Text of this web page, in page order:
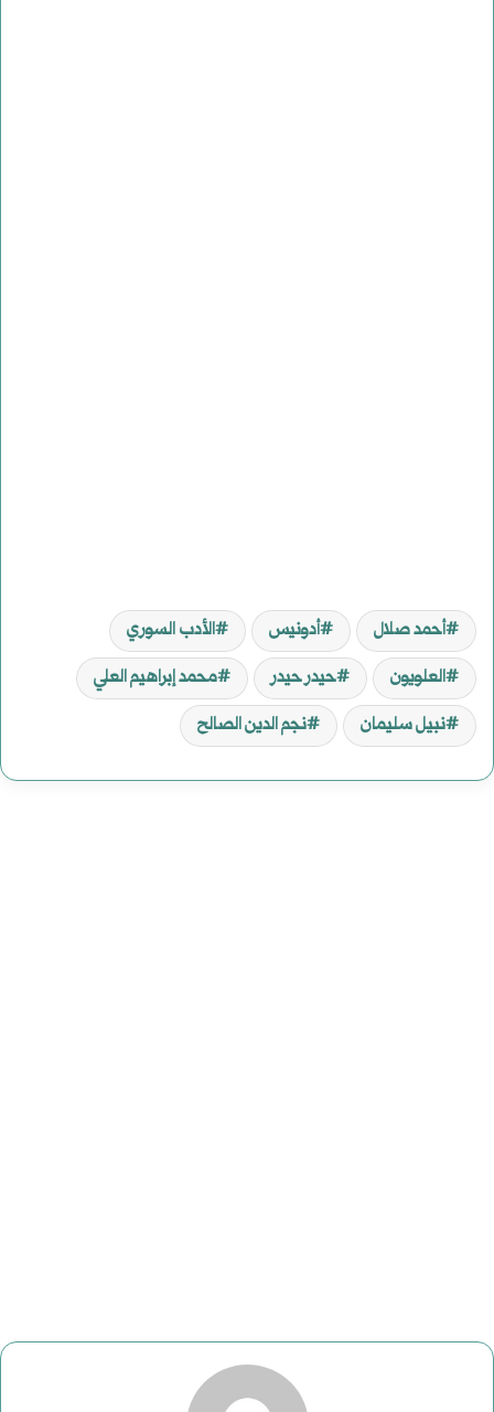
أحمد صلال أدونيس
الأدب السوري
العلويون
حيدر حيدر
محمد إبراهيم العلي
نبيل سليمان
نجم الدين الصالح